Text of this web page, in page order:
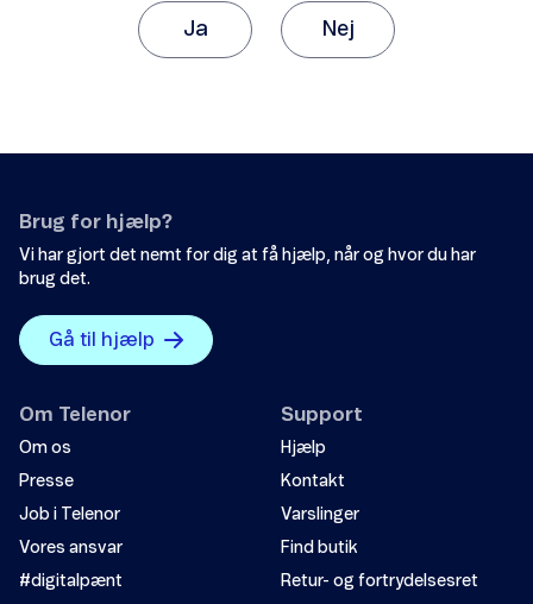
Ja Nej
Der er ikke nok eksempler.
Oplysningerne løser ikke mit problem.
Brug for hjælp?
Vi har gjort det nemt for dig at få hjælp, når og hvor du har
brug det.
Gå til hjælp
Om Telenor
Om os
Presse
Job i Telenor
Vores ansvar
#digitalpænt
Support
Hjælp
Kontakt
Varslinger
Find butik
Retur- og fortrydelsesret